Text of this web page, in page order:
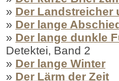
» Der Landstreicher
» Der lange Abschied
» Der lange dunkle
Detektei, Band 2
» Der lange Winter
» Der Lärm der Zeit